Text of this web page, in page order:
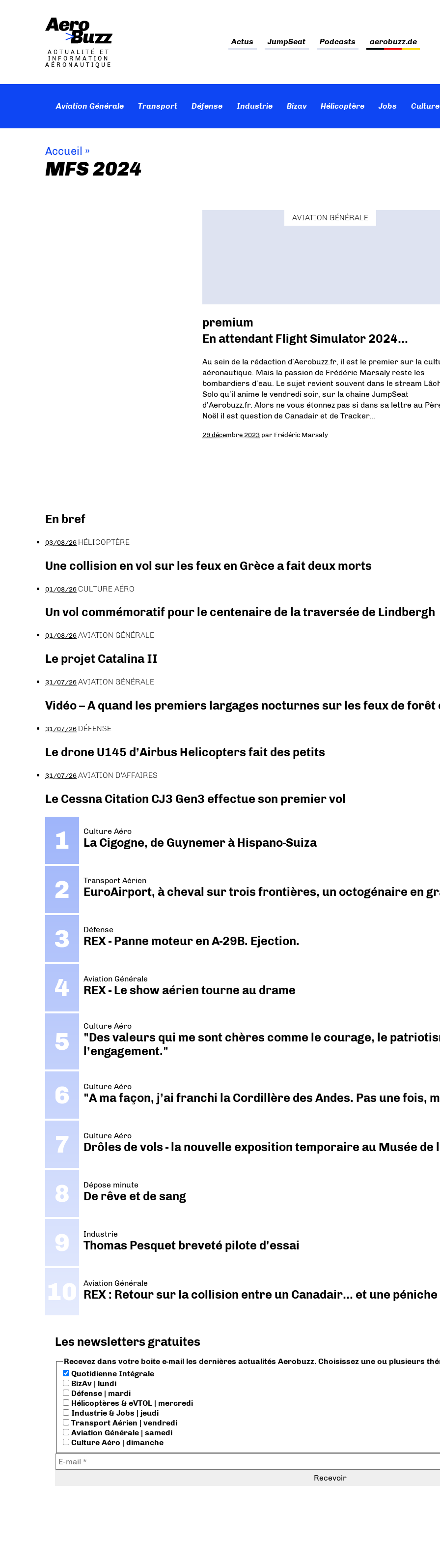
ACTUALITÉ ET
INFORMATION
AÉRONAUTIQUE
Actus JumpSeat Podcasts aerobuzz.de
Aviation Générale Transport Défense Industrie Bizav Hélicoptère Jobs
Accueil »
MFS 2024
AVIATION GÉNÉRALE
premium
En attendant Flight Simulator 2024…
Au sein de la rédaction d’Aerobuzz.fr, il est le premier sur la
aéronautique. Mais la passion de Frédéric Marsaly reste les
bombardiers d’eau. Le sujet revient souvent dans le stream
Solo qu’il anime le vendredi soir, sur la chaine JumpSeat
d’Aerobuzz.fr. Alors ne vous étonnez pas si dans sa lettre au
Noël il est question de Canadair et de Tracker…
29 décembre 2023 par Frédéric Marsaly
En bref
03/08/26 HÉLICOPTÈRE
Une collision en vol sur les feux en Grèce a fait deux morts
01/08/26 CULTURE AÉRO
Un vol commémoratif pour le centenaire de la traversée de Lindbergh
01/08/26AVIATION GÉNÉRALE
Le projet Catalina II
31/07/26AVIATION GÉNÉRALE
Vidéo – A quand les premiers largages nocturnes sur les feux de forêt
31/07/26 DÉFENSE
Le drone U145 d’Airbus Helicopters fait des petits
31/07/26AVIATION D'AFFAIRES
Le Cessna Citation CJ3 Gen3 effectue son premier vol
Culture Aéro
La Cigogne, de Guynemer à Hispano-Suiza
Transport Aérien
EuroAirport, à cheval sur trois frontières, un octogénaire en
Défense
REX - Panne moteur en A-29B. Ejection.
Aviation Générale
REX - Le show aérien tourne au drame
Culture Aéro
"Des valeurs qui me sont chères comme le courage, le
l’engagement."
Culture Aéro
"A ma façon, j’ai franchi la Cordillère des Andes. Pas une fois,
Culture Aéro
Drôles de vols - la nouvelle exposition temporaire au Musée de
Dépose minute
De rêve et de sang
Industrie
Thomas Pesquet breveté pilote d'essai
Aviation Générale
REX : Retour sur la collision entre un Canadair… et une péniche
Les newsletters gratuites
Recevez dans votre boite e-mail les dernières actualités Aerobuzz. Choisissez une ou plusieurs
Quotidienne Intégrale
BizAv | lundi
Défense | mardi
Hélicoptères & eVTOL | mercredi
Industrie & Jobs | jeudi
Transport Aérien | vendredi
Aviation Générale | samedi
Culture Aéro | dimanche